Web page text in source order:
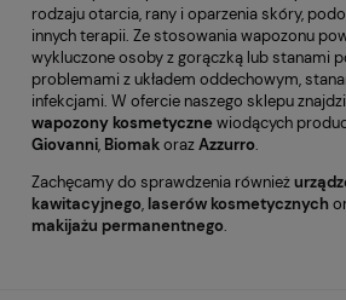
rodzaju otarcia, rany i oparzenia skóry,
innych terapii. Ze stosowania wapozonu
wykluczone osoby z gorączką lub stanami
problemami z układem oddechowym,
infekcjami. W ofercie naszego sklepu
wapozony kosmetycznewiodących
Giovanni, BiomakorazAzzurro.
Zachęcamy do sprawdzenia również
kawitacyjnego, laserów kosmetycznych
makijażu permanentnego.